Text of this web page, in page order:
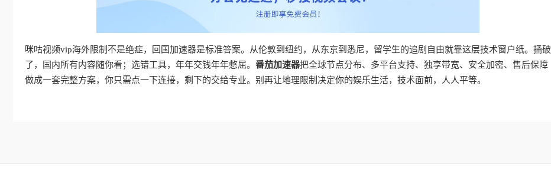
咪咕视频vip海外限制不是绝症，回国加速器是标准答案。从伦敦到纽约，从东京到悉尼，留学生的追剧自由就靠这层技术窗户纸。捅破
了，国内所有内容随你看；选错工具，年年交钱年年憋屈。 番茄加速器把全球节点分布、多平台支持、独享带宽、安全加密、售后保障
做成一套完整方案，你只需点一下连接，剩下的交给专业。别再让地理限制决定你的娱乐生活，技术面前，人人平等。